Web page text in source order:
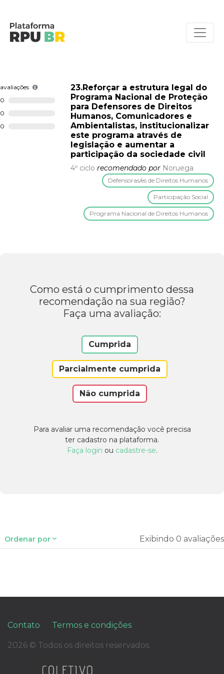
avaliações
0
0
0
23.Reforçar a estrutura legal do
Programa Nacional de Proteção
para Defensores de Direitos
Humanos, Comunicadores e
Ambientalistas, institucionalizar
este programa através de
legislação e aumentar a
participação da sociedade civil
4º ciclo recomendado por Noruega
Defensoras/es de Direitos Humanos
Participação Social
Programa Nacional de Direitos Humanos
Como está o cumprimento dessa
recomendação na sua região?
Faça uma avaliação:
Cumprida
Parcialmente cumprida
Não cumprida
Para avaliar uma recomendação você precisa
ter cadastro na plataforma.
Faça login ou cadastre-se.
Ordenar por Exibindo 0 avaliações
Contato Termos e condições
2026 © Todos os direitos reservados.